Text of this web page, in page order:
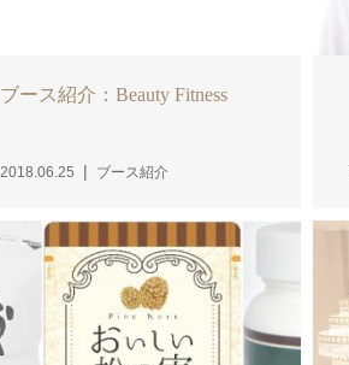
ブース紹介：Beauty Fitness
2018.06.25 ブース紹介